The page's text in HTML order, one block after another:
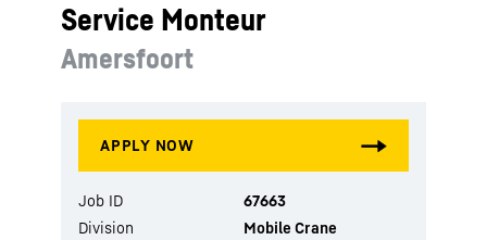
Service Monteur
Amersfoort
Job ID
67663
Division
Mobile Crane